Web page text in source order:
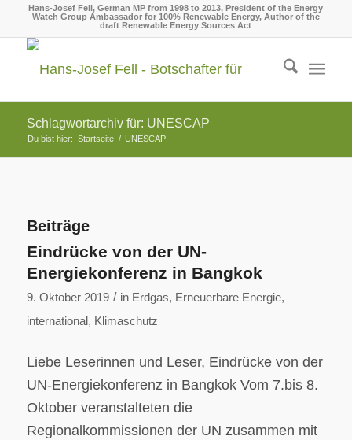
Hans-Josef Fell, German MP from 1998 to 2013, President of the Energy
Watch Group Ambassador for 100% Renewable Energy, Author of the
draft Renewable Energy Sources Act
Schlagwortarchiv für: UNESCAP
Du bist hier: Startseite / UNESCAP
Beiträge
Eindrücke von der UN-
Energiekonferenz in Bangkok
9. Oktober 2019 / in Erdgas, Erneuerbare Energie,
international , Klimaschutz
Liebe Leserinnen und Leser, Eindrücke von der
UN-Energiekonferenz in Bangkok Vom 7.bis 8.
Oktober veranstalteten die
Regionalkommissionen der UN zusammen mit